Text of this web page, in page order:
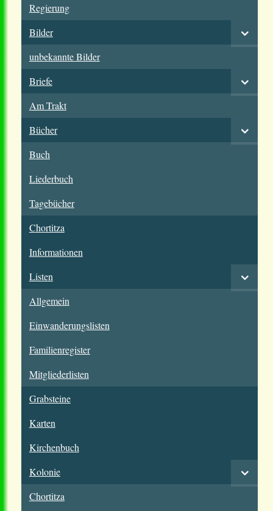
Regierung
Bilder
unbekannte Bilder
Briefe
Am Trakt
Bücher
Buch
Liederbuch
Tagebücher
Chortitza
Informationen
Listen
Allgemein
Einwanderungslisten
Familienregister
Mitgliederlisten
Grabsteine
Karten
Kirchenbuch
Kolonie
Chortitza